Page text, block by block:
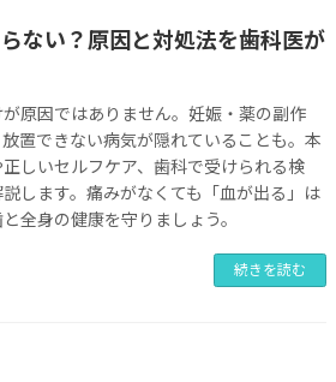
ない？原因と対処法を歯科医が
原因ではありません。妊娠・薬の副作
置できない病気が隠れていることも。本
しいセルフケア、歯科で受けられる検
します。痛みがなくても「血が出る」は
全身の健康を守りましょう。
続きを読む